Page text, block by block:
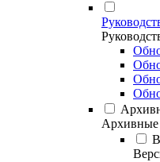
Архивные